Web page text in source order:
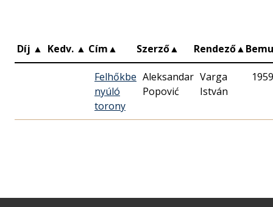
Díj ▲ Kedv. ▲ Cím▲ Szerző▲ Rendező▲
Felhőkbe
nyúló
torony
Aleksandar
Popović
Varga
István